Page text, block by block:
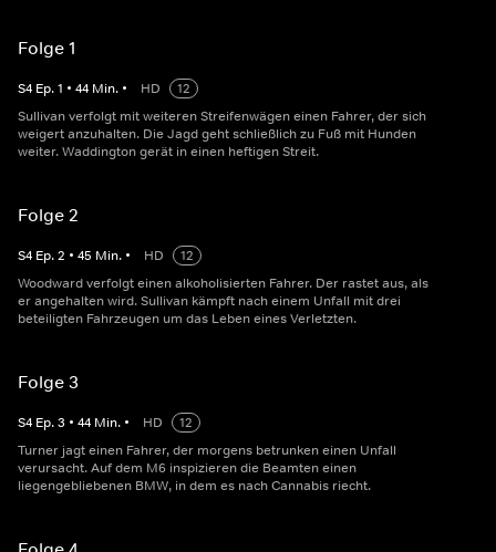
Folge 1
S4 Ep.1 • 44 Min. • HD
12
Sullivan verfolgt mit weiteren Streifenwägen einen Fahrer, der sich
weigert anzuhalten. Die Jagd geht schließlich zu Fuß mit Hunden
weiter. Waddington gerät in einen heftigen Streit.
Folge 2
S4 Ep.2 • 45 Min. • HD
12
Woodward verfolgt einen alkoholisierten Fahrer. Der rastet aus, als
er angehalten wird. Sullivan kämpft nach einem Unfall mit drei
beteiligten Fahrzeugen um das Leben eines Verletzten.
Folge 3
S4 Ep.3 • 44 Min. • HD
12
Turner jagt einen Fahrer, der morgens betrunken einen Unfall
verursacht. Auf dem M6 inspizieren die Beamten einen
liegengebliebenen BMW, in dem es nach Cannabis riecht.